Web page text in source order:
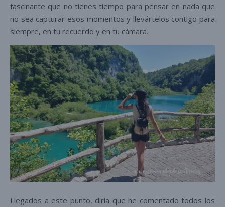
fascinante que no tienes tiempo para pensar en nada que
no sea capturar esos momentos y llevártelos contigo para
siempre, en tu recuerdo y en tu cámara.
Llegados a este punto, diría que he comentado todos los